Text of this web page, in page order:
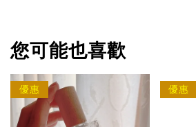
您可能也喜歡
優惠 優惠